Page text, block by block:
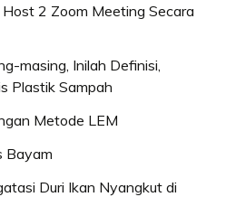
2 Zoom Meeting Secara
masing, Inilah Definisi,
Plastik Sampah
Metode LEM
Bayam
Duri Ikan Nyangkut di